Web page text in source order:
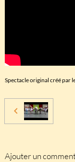
Spectacle original créé par
Ajouter un